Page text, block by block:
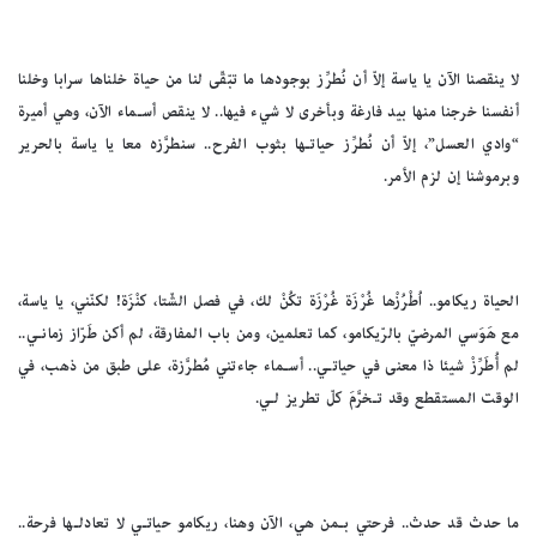
لا ينقصنا الآن يا ياسة إلاّ أن نُطرِّز بوجودها ما تبّقّى لنا من حياة خلناها سرابا وخلنا
أنفسنا خرجنا منها بيد فارغة وبأخرى لا شيء فيها.. لا ينقص أسـماء الآن، وهي أميرة
“وادي العسل”، إلاّ أن نُطرِّز حياتـها بثوب الفرح.. سنطرَّزه معا يا ياسة بالحرير
وبرموشنا إن لزم الأمر.
الحياة ريكامو.. اُطْرُزْها غُرْزَة غُرْزَة تكُنْ لك، في فصل الشّتا، كنْزَة! لكنّني، يا ياسة،
مع هَوَسي المرضيّ بالرّيكامو، كما تعلمين، ومن باب المفارقة، لم أكن طَرّاز زمانـي..
لم أُطَرِّزْ شيئا ذا معنى في حياتـي.. أسـماء جاءتني مُطرَّزة، على طبق من ذهب، في
الوقت المستقطع وقد تـخرَّمَ كلّ تطريز لـي.
ما حدث قد حدث.. فرحتي بـمن هي، الآن وهنا، ريكامو حياتـي لا تعادلـها فرحة..